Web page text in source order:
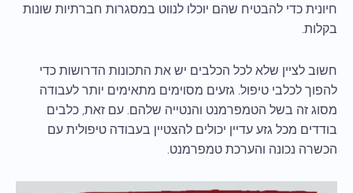
חיונית כדי להבטיח שהם יוכלו לנווט במסגרות חברתיות שונות
בקלות.
חשוב לציין שלא לכל הכלבים יש את התכונות הדרושות כדי
להפוך לכלבי טיפול. גזעים מסוימים מתאימים יותר לעבודה
מסוג זה בשל הטמפרמנט והנטייה שלהם. עם זאת, כלבים
בודדים מכל גזע עדיין יכולים להצטיין בעבודה טיפולית עם
הכשרה נכונה והערכת טמפרמנט.